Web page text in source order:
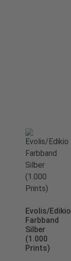
Evolis/Edikio
Farbband
Silber
(1.000
Prints)